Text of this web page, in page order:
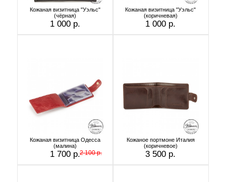
Кожаная визитница "Уэльс"
(чёрная)
1 000 р.
Кожаная визитница "Уэльс"
(коричневая)
1 000 р.
Кожаная визитница Одесса
(малина)
1 700 р.2 100 р.
Кожаное портмоне Италия
(коричневое)
3 500 р.